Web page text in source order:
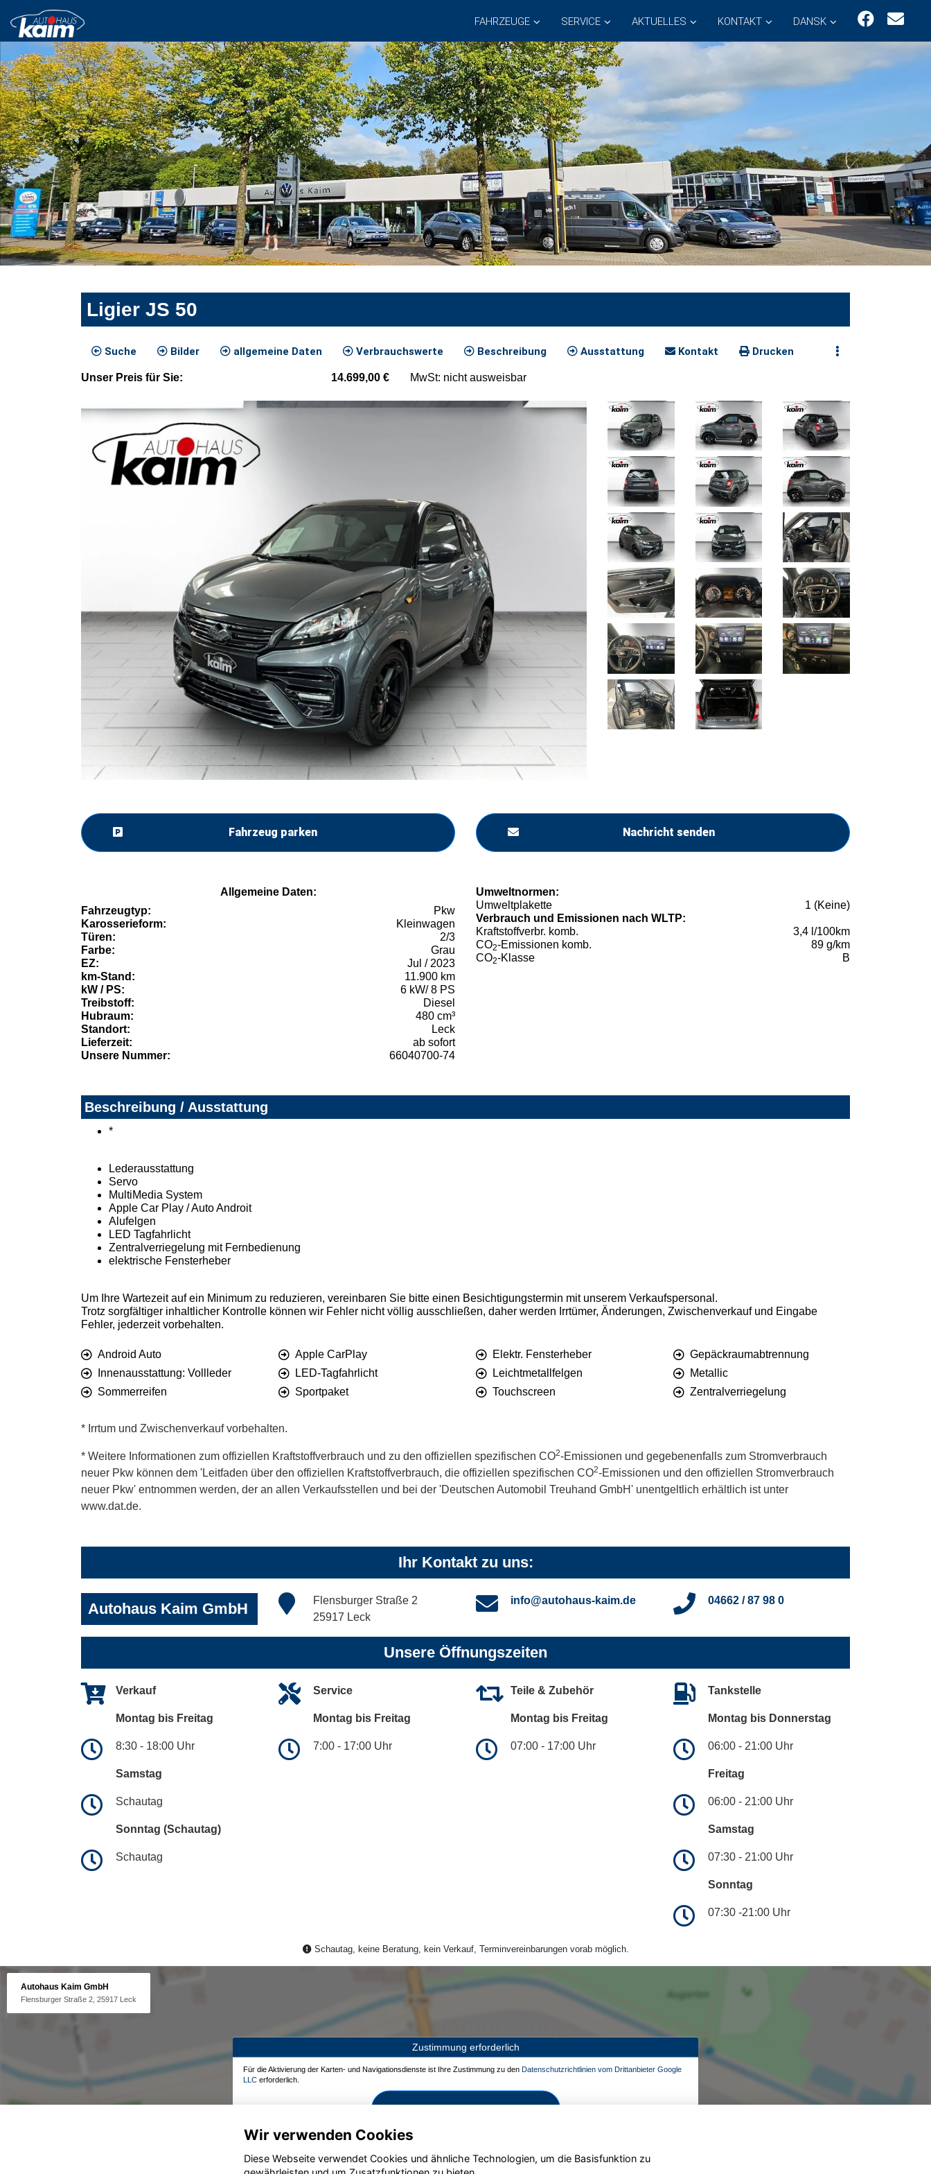
FAHRZEUGE SERVICE AKTUELLES KONTAKT DANSK
Ligier JS 50
Suche Bilder allgemeine Daten Verbrauchswerte Beschreibung Ausstattung Kontakt Drucken
Unser Preis für Sie: 14.699,00 € MwSt: nicht ausweisbar
Fahrzeug parken Nachricht senden
Allgemeine Daten:
Fahrzeugtyp:
Pkw
Karosserieform:
Kleinwagen
Türen:
2/3
Farbe:
Grau
EZ:
Jul / 2023
km-Stand:
11.900 km
kW / PS:
6 kW/ 8 PS
Treibstoff:
Diesel
Hubraum:
480 cm³
Standort:
Leck
Lieferzeit:
ab sofort
Unsere Nummer:
66040700-74
Umweltnormen:
Umweltplakette
1 (Keine)
Verbrauch und Emissionen nach WLTP:
Kraftstoffverbr. komb.
3,4 l/100km
CO2-Emissionen komb.
89 g/km
CO2-Klasse B
Beschreibung / Ausstattung
*
Lederausstattung
Servo
MultiMedia System
Apple Car Play / Auto Androit
Alufelgen
LED Tagfahrlicht
Zentralverriegelung mit Fernbedienung
elektrische Fensterheber
Um Ihre Wartezeit auf ein Minimum zu reduzieren, vereinbaren Sie bitte einen Besichtigungstermin mit unserem Verkaufspersonal.
Trotz sorgfältiger inhaltlicher Kontrolle können wir Fehler nicht völlig ausschließen, daher werden Irrtümer, Änderungen, Zwischenverkauf und Eingabe
Fehler, jederzeit vorbehalten.
Android Auto Apple CarPlay Elektr. Fensterheber
Gepäckraumabtrennung
Innenausstattung: Vollleder
LED-Tagfahrlicht Leichtmetallfelgen
Metallic
Sommerreifen
Sportpaket Touchscreen Zentralverriegelung
* Irrtum und Zwischenverkauf vorbehalten.
* Weitere Informationen zum offiziellen Kraftstoffverbrauch und zu den offiziellen spezifischen CO2-Emissionen und gegebenenfalls zum Stromverbrauch
neuer Pkw können dem 'Leitfaden über den offiziellen Kraftstoffverbrauch, die offiziellen spezifischen CO2-Emissionen und den offiziellen Stromverbrauch
neuer Pkw' entnommen werden, der an allen Verkaufsstellen und bei der 'Deutschen Automobil Treuhand GmbH' unentgeltlich erhältlich ist unter
www.dat.de.
Ihr Kontakt zu uns:
Autohaus Kaim GmbH
Flensburger Straße 2
25917 Leck
info@autohaus-kaim.de 04662 / 87 98 0
Unsere Öffnungszeiten
Verkauf
Montag bis Freitag
8:30 - 18:00 Uhr
Samstag
Schautag
Sonntag (Schautag)
Schautag
Service
Montag bis Freitag
7:00 - 17:00 Uhr
Teile & Zubehör
Montag bis Freitag
07:00 - 17:00 Uhr
Tankstelle
Montag bis Donnerstag
06:00 - 21:00 Uhr
Freitag
06:00 - 21:00 Uhr
Samstag
07:30 - 21:00 Uhr
Sonntag
07:30 -21:00 Uhr
Schautag, keine Beratung, kein Verkauf, Terminvereinbarungen vorab möglich.
Autohaus Kaim GmbH
Flensburger Straße 2, 25917 Leck
Zustimmung erforderlich
Für die Aktivierung der Karten- und Navigationsdienste ist Ihre Zustimmung zu den Datenschutzrichtlinien vom Drittanbieter Google
LLC erforderlich.
Zustimmen und aktivieren
Wir verwenden Cookies
Diese Webseite verwendet Cookies und ähnliche Technologien, um die Basisfunktion zu